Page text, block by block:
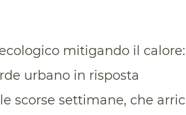
mitigando il
urbano in risposta
scorse settimane, che